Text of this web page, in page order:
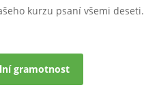
kurzu psaní všemi deseti.
gramotnost